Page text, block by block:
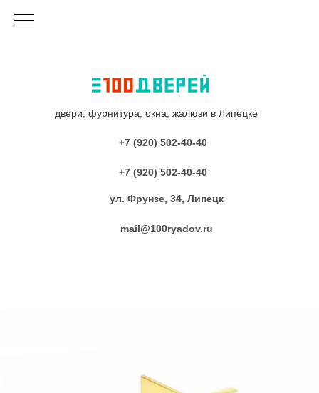
двери, фурнитура, окна, жалюзи в Липецке
+7 (920) 502-40-40
+7 (920) 502-40-40
ул. Фрунзе, 34, Липецк
mail@100ryadov.ru